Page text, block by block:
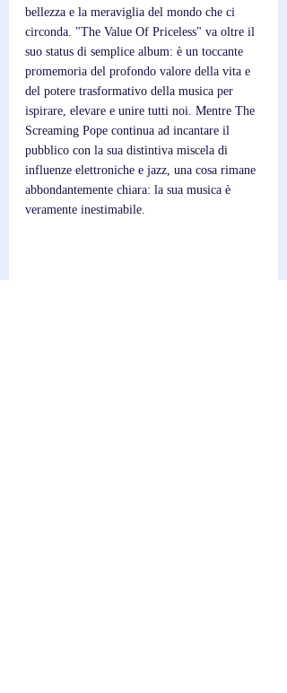
bellezza e la meraviglia del mondo che ci
circonda. "The Value Of Priceless" va oltre il
suo status di semplice album: è un toccante
promemoria del profondo valore della vita e
del potere trasformativo della musica per
ispirare, elevare e unire tutti noi. Mentre The
Screaming Pope continua ad incantare il
pubblico con la sua distintiva miscela di
influenze elettroniche e jazz, una cosa rimane
abbondantemente chiara: la sua musica è
veramente inestimabile.